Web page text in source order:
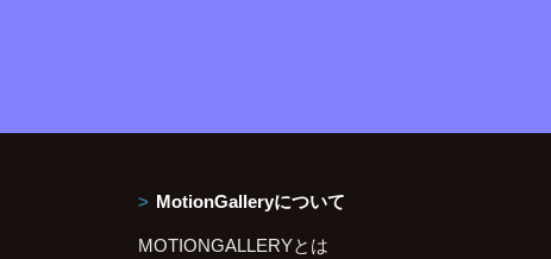
MotionGalleryについて
MOTIONGALLERYとは